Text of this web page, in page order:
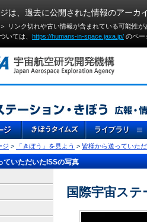
は、過去に公開された情報のアーカ
リンク切れや古い情報が含まれている可能性
いては、 https://humans-in-space.jaxa.jp/ のペー
ジ > 「きぼう」を見よう > 皆様から送っていた
ていただいたISSの写真
国際宇宙ス